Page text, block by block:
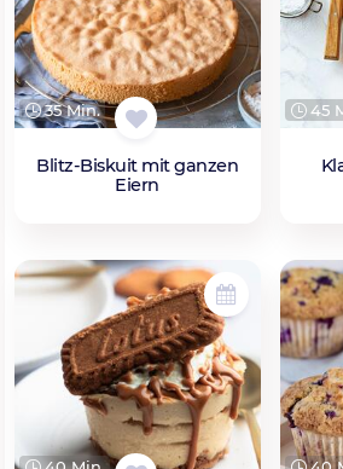
35 Min.
Blitz-Biskuit mit ganzen
Eiern
45